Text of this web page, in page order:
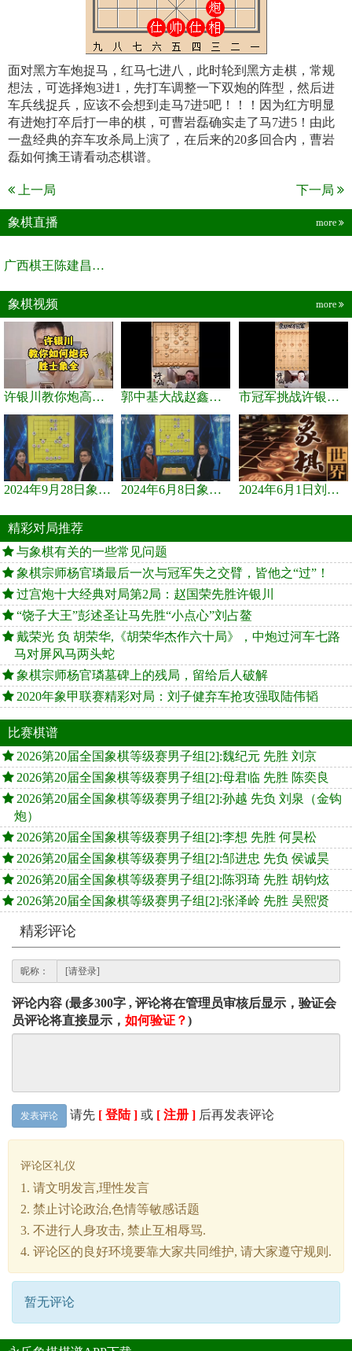
面对黑方车炮捉马，红马七进八，此时轮到黑方走棋，常规
想法，可选择炮3进1，先打车调整一下双炮的阵型，然后进
车兵线捉兵，应该不会想到走马7进5吧！！！因为红方明显
有进炮打卒后打一串的棋，可曹岩磊确实走了马7进5！由此
一盘经典的弃车攻杀局上演了，在后来的20多回合内，曹岩
磊如何擒王请看动态棋谱。
上一局 下一局
象棋直播 more
广西棋王陈建昌直播间
象棋视频 more
许银川教你炮高兵士象全如何赢士象全，简单四步即可 郭中基大战赵鑫鑫，许银川激情讲解 市冠军挑战许银川，急进中兵变化真激烈！
2024年9月28日象棋世界栏目，刘君、蒋川讲解了第九届杨官璘杯象棋... 2024年6月8日象棋世界，刘君、蒋川讲解了第九届杨官璘杯全国象棋... 2024年6月1日刘君、蒋川讲解第三届上海杯象棋大师赛谢靖与李少庚...
精彩对局推荐
与象棋有关的一些常见问题
象棋宗师杨官璘最后一次与冠军失之交臂，皆他之“过”！
过宫炮十大经典对局第2局：赵国荣先胜许银川
“饶子大王”彭述圣让马先胜“小点心”刘占鳌
戴荣光 负 胡荣华,《胡荣华杰作六十局》，中炮过河车七路
马对屏风马两头蛇
象棋宗师杨官璘墓碑上的残局，留给后人破解
2020年象甲联赛精彩对局：刘子健弃车抢攻强取陆伟韬
比赛棋谱
2026第20届全国象棋等级赛男子组[2]:魏纪元 先胜 刘京
2026第20届全国象棋等级赛男子组[2]:母君临 先胜 陈奕良
2026第20届全国象棋等级赛男子组[2]:孙越 先负 刘泉（金钩
炮）
2026第20届全国象棋等级赛男子组[2]:李想 先胜 何昊松
2026第20届全国象棋等级赛男子组[2]:邹进忠 先负 侯诚昊
2026第20届全国象棋等级赛男子组[2]:陈羽琦 先胜 胡钧炫
2026第20届全国象棋等级赛男子组[2]:张泽岭 先胜 吴熙贤
精彩评论
昵称：
评论内容 (最多300字 , 评论将在管理员审核后显示，验证会
员评论将直接显示， 如何验证？)
发表评论 请先 [ 登陆 ] 或 [ 注册 ] 后再发表评论
评论区礼仪
1. 请文明发言,理性发言
2. 禁止讨论政治,色情等敏感话题
3. 不进行人身攻击, 禁止互相辱骂.
4. 评论区的良好环境要靠大家共同维护, 请大家遵守规则.
暂无评论